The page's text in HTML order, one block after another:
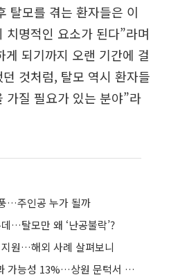
탈모를 겪는 환자들은 이
치명적인 요소가 된다”라며
게 되기까지 오랜 기간에 걸
것처럼, 탈모 역시 환자들
가질 필요가 있는 분야”라
…주인공 누가 될까
…탈모만 왜 ‘난공불락’?
원…해외 사례 살펴보니
美 클래리티 법안 연내 통과 가능성 13%…상원 문턱서 제동